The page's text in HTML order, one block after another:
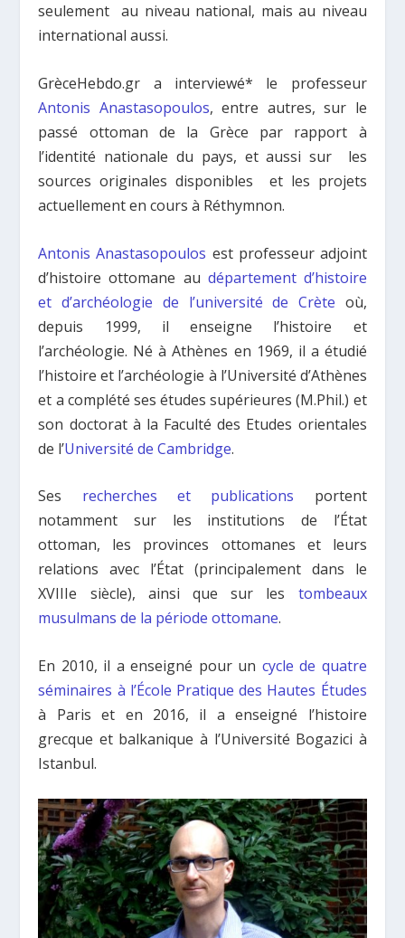
seulement au niveau national, mais au niveau
international aussi.
GrèceHebdo.gr a interviewé* le professeur
Antonis Anastasopoulos, entre autres, sur le
passé ottoman de la Grèce par rapport à
l’identité nationale du pays, et aussi sur les
sources originales disponibles et les projets
actuellement en cours à Réthymnon.
Antonis Anastasopoulos est professeur adjoint
d’histoire ottomane au département d’histoire
et d’archéologie de l’université de Crète où,
depuis 1999, il enseigne l’histoire et
l’archéologie. Né à Athènes en 1969, il a étudié
l’histoire et l’archéologie à l’Université d’Athènes
et a complété ses études supérieures (M.Phil.) et
son doctorat à la Faculté des Etudes orientales
de l’Université de Cambridge.
Ses recherches et publications portent
notamment sur les institutions de l’État
ottoman, les provinces ottomanes et leurs
relations avec l’État (principalement dans le
XVIIIe siècle), ainsi que sur les tombeaux
musulmans de la période ottomane.
En 2010, il a enseigné pour un cycle de quatre
séminaires à l’École Pratique des Hautes Études
à Paris et en 2016, il a enseigné l’histoire
grecque et balkanique à l’Université Bogazici à
Istanbul.